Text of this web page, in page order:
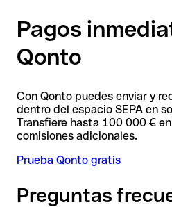
Pagos
Qonto
Con Qonto puedes enviar y
dentro del espacio SEPA en
Transfiere hasta 100 000 €
comisiones adicionales.
Prueba Qonto gratis
Preguntas